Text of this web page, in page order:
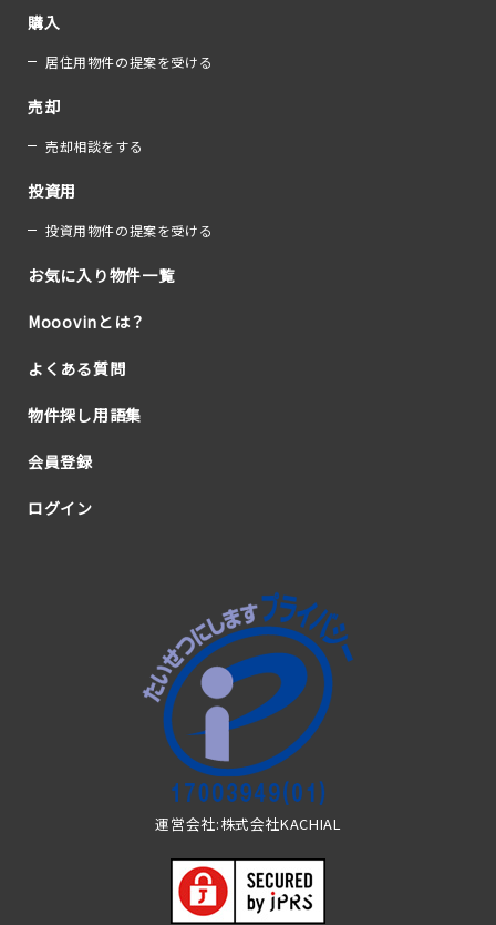
購入
居住用物件の提案を受ける
売却
売却相談をする
投資用
投資用物件の提案を受ける
お気に入り物件一覧
Mooovinとは？
よくある質問
物件探し用語集
会員登録
ログイン
運営会社:株式会社KACHIAL